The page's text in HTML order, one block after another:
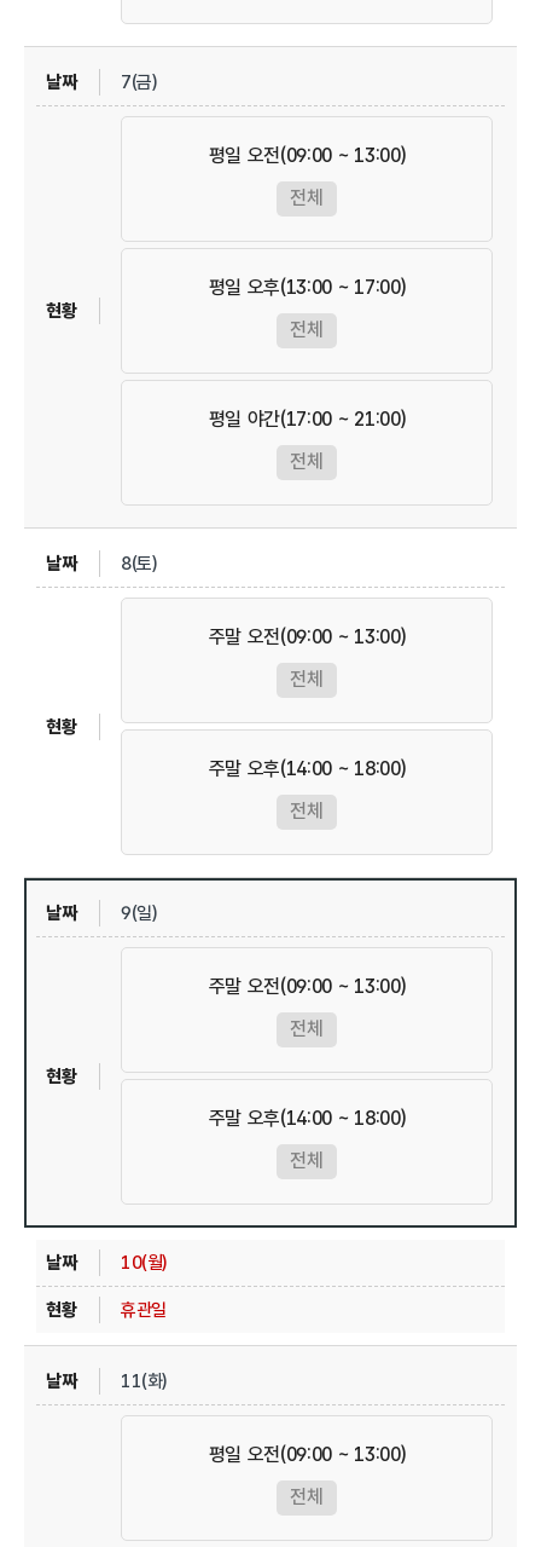
7(금)
평일 오전(09:00 ~ 13:00)
전체
평일 오후(13:00 ~ 17:00)
전체
평일 야간(17:00 ~ 21:00)
전체
8(토)
주말 오전(09:00 ~ 13:00)
전체
주말 오후(14:00 ~ 18:00)
전체
9(일)
주말 오전(09:00 ~ 13:00)
전체
주말 오후(14:00 ~ 18:00)
전체
10(월)
휴관일
11(화)
평일 오전(09:00 ~ 13:00)
전체